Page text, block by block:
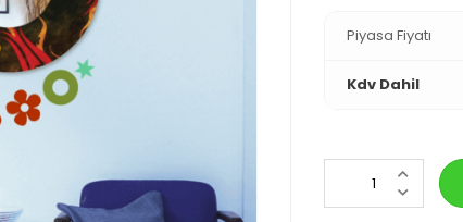
Piyasa Fiyatı
Kdv Dahil